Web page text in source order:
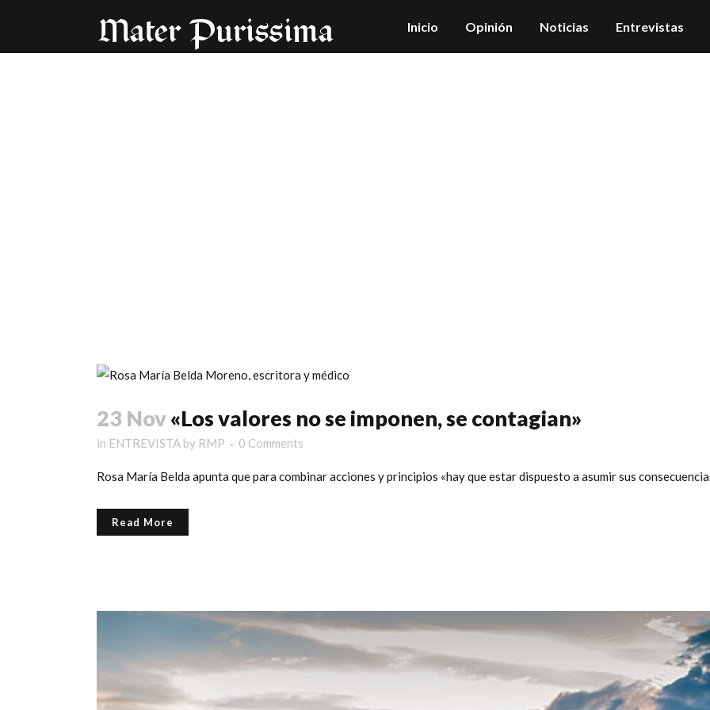
Inicio Opinión Noticias Entrevistas
23 Nov«Los valores no se imponen, se contagian»
in ENTREVISTA by RMP 0 Comments
Rosa María Belda apunta que para combinar acciones y principios «hay que estar dispuesto a asumir sus
Read More